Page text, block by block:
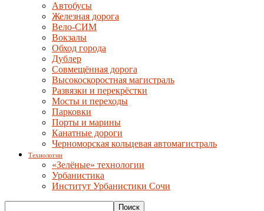
Автобусы
Железная дорога
Вело-СИМ
Вокзалы
Обход города
Дублер
Совмещённая дорога
Высокоскоростная магистраль
Развязки и перекрёстки
Мосты и переходы
Парковки
Порты и марины
Канатные дороги
Черноморская кольцевая автомагистраль
Технологии
«Зелёные» технологии
Урбанистика
Институт Урбанистики Сочи